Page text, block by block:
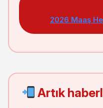
2026 Maaş
Artık